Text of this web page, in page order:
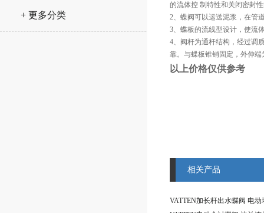
+ 更多分类
的流体控 制特性和关闭密封
2、蝶阀可以运送泥浆，在管
3、蝶板的流线型设计，使流
4、阀杆为通杆结构，经过调
靠。与蝶板锥销固定，外伸
以上价格仅供参考
相关产品